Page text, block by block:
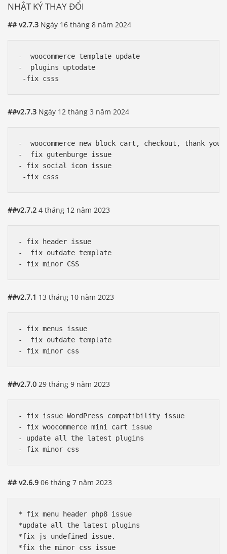
NHẬT KÝ THAY ĐỔI
## v2.7.3 Ngày 16 tháng 8 năm 2024
-  woocommerce template update
-  plugins uptodate
##v2.7.3 Ngày 12 tháng 3 năm 2024
-  woocommerce new block cart, checkout, thank you
-  fix gutenburge issue
- fix social icon issue
##v2.7.2 4 tháng 12 năm 2023
- fix header issue
-  fix outdate template
##v2.7.1 13 tháng 10 năm 2023
- fix menus issue
-  fix outdate template
##v2.7.0 29 tháng 9 năm 2023
- fix issue WordPress compatibility issue
- fix woocommerce mini cart issue
- update all the latest plugins
## v2.6.9 06 tháng 7 năm 2023
* fix menu header php8 issue
*update all the latest plugins
*fix js undefined issue.